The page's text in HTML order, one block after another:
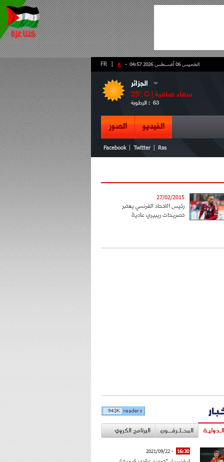
- ع FR الخميس 06 أغسطس 2026 04:57
الجزائر
25° C | سماء صافية
الرطوبة : 63
الفيديو الصور
Facebook Twitter Rss
27/02/2015
رئيس الاتحاد الفرنسي يعتبر
تصريحات ريبيري عادية
المحـتـرفــون البرنامج الكروي
16:30
- 2021/09/22